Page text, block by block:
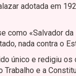
adotada em
como «Salvador
nada contra o
único e redigiu
Trabalho e a